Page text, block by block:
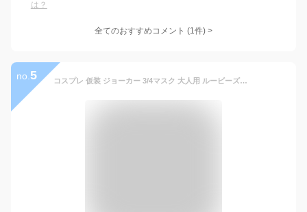
は？
全てのおすすめコメント (1件) >
no. 5 コスプレ 仮装 ジョーカー 3/4マスク 大人用 ルービーズジャパン バットマン プチ仮装 コスプレ小物 小道具 映画キャラクター フリーサイズ リアルな変装